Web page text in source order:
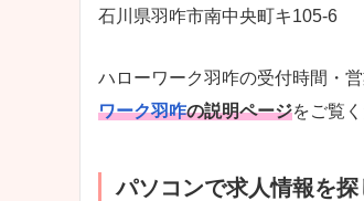
石川県羽咋市南中央町キ105‐6
ハローワーク羽咋の受付時間・
ワーク羽咋の説明ページをご覧く
パソコンで求人情報を